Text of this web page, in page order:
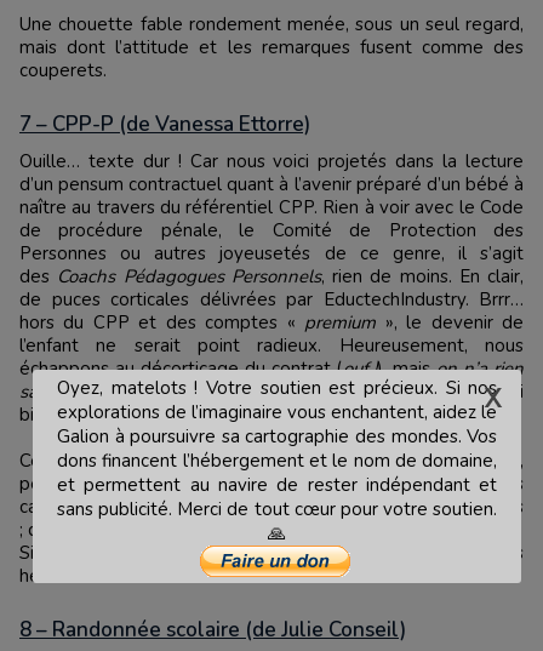
Une chouette fable rondement menée, sous un seul regard,
mais dont l’attitude et les remarques fusent comme des
couperets.
7 – CPP-P (de Vanessa Ettorre)
Ouille… texte dur ! Car nous voici projetés dans la lecture
d’un pensum contractuel quant à l’avenir préparé d’un bébé à
naître au travers du référentiel CPP. Rien à voir avec le Code
de procédure pénale, le Comité de Protection des
Personnes ou autres joyeusetés de ce genre, il s’agit
des Coachs Pédagogues Personnels, rien de moins. En clair,
de puces corticales délivrées par EductechIndustry. Brrr…
hors du CPP et des comptes « premium », le devenir de
l’enfant ne serait point radieux. Heureusement, nous
échappons au décorticage du contrat (ouf !), maison n’a rien
sans un minimum de sacrifices, n’est-ce pas ?comme le dit si
bien la future parturiente.
Cet avenir m’a arraché quelques grimaces, tout y est pensé,
pesé, annoté… et il faut tout lire, jusqu'aux notes en petits
caractères. Or l'autrice parle de futurs enfants et non d'objets
; du coup, brrr, là encore...
Si vous aimez les dystopies, voila une nouvelle à lire sans
hésiter.
8 – Randonnée scolaire (de Julie Conseil)
Oyez, matelots ! Votre soutien est précieux. Si nos
explorations de l’imaginaire vous enchantent, aidez le
Galion à poursuivre sa cartographie des mondes. Vos
dons financent l’hébergement et le nom de domaine,
et permettent au navire de rester indépendant et
sans publicité. Merci de tout cœur pour votre soutien.
🙏